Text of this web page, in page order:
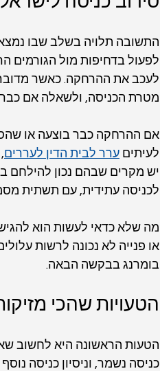
התשובה תלויה בשלב שבו
לפעול בדחיפות מול הגורמים
לעכב את ההרחקה. כאשר
מטרת הכניסה, ולשאלה אם כבר
אם ההרחקה כבר בוצעה או
לעיתים ערר לבית הדין לעררים
יש מקרים שבהם נכון להילחם
לכניסה עתידית, עם תשתית
מה שלא כדאי לעשות הוא
או פנייה לא נכונה לרשות
בומרנג בבקשה הבאה.
הטעויות שהכי
הטעות הראשונה היא לחשוב
כניסה נשמר, וניסיון כניסה